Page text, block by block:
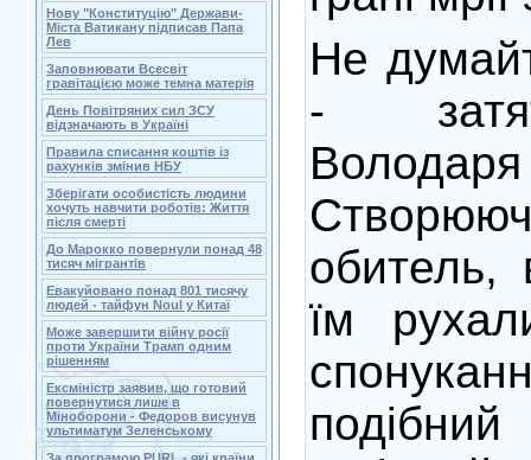
Нову "Конституцію" Держави-
Міста Ватикану підписав Папа
Лев
Заповнювати Всесвіт
гравітацією може темна матерія
День Повітряних сил ЗСУ
відзначають в Україні
Правила списання коштів із
рахунків змінив НБУ
Зберігати особистість людини
хочуть навчити роботів: Життя
після смерті
До Марокко повернули понад 48
тисяч мігрантів
Евакуйовано понад 801 тисячу
людей - тайфун Noul у Китаї
Може завершити війну росії
проти України Трамп одним
рішенням
Ексміністр заявив, що готовий
повернутися лише в
Міноборони - Федоров висунув
ультиматум Зеленському
Не
-
обитель,
їм